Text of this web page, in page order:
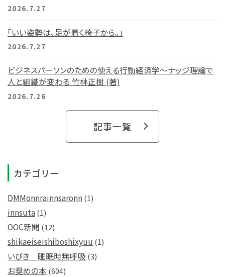
2026.7.27
「いい姿勢は、足が着く椅子から。」
2026.7.27
ビジネスパーソンのための使える行動経済学～ナッジ理論で
人と組織が変わる 竹林正樹 (著)
2026.7.26
記事一覧
カテゴリー
DMMonnrainnsaronn(1)
innsuta(1)
OOC新聞 (12)
shikaeiseishiboshixyuu (1)
いびき 睡眠時無呼吸 (3)
お奨めの本 (604)